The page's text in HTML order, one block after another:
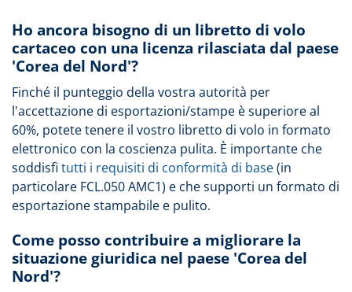
Ho ancora bisogno di un libretto di volo
cartaceo con una licenza rilasciata dal paese
'Corea del Nord'?
Finché il punteggio della vostra autorità per
l'accettazione di esportazioni/stampe è superiore al
60%, potete tenere il vostro libretto di volo in formato
elettronico con la coscienza pulita. È importante che
soddisfi tutti i requisiti di conformità di base(in
particolare FCL.050 AMC1) e che supporti un formato di
esportazione stampabile e pulito.
Come posso contribuire a migliorare la
situazione giuridica nel paese 'Corea del
Nord'?